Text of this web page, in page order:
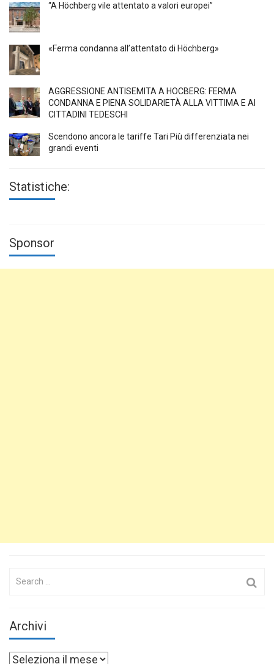
“A Höchberg vile attentato a valori europei”
«Ferma condanna all’attentato di Höchberg»
AGGRESSIONE ANTISEMITA A HÖCBERG: FERMA
CONDANNA E PIENA SOLIDARIETÀ ALLA VITTIMA E AI
CITTADINI TEDESCHI
Scendono ancora le tariffe Tari Più differenziata nei
grandi eventi
Statistiche:
Sponsor
Search
Archivi
Archivi